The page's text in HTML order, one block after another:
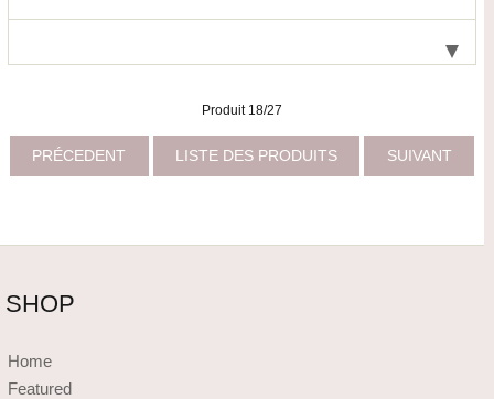
Produit 18/27
PRÉCEDENT LISTE DES PRODUITS SUIVANT
SHOP
Home
Featured